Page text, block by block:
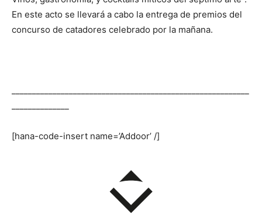
En este acto se llevará a cabo la entrega de premios del
concurso de catadores celebrado por la mañana.
[hana-code-insert name=’Addoor’ /]